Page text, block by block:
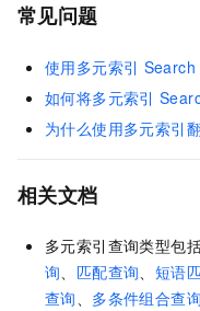
常见问题
使用多元索引 Search
如何将多元索引
为什么使用多元索引
相关文档
多元索引查询类型包
询
匹配查询 短语
查询
多条件组合查询